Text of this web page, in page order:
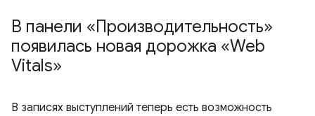
В панели «Производительность»
появилась новая дорожка «Web
Vitals»
В записях выступлений теперь есть возможность